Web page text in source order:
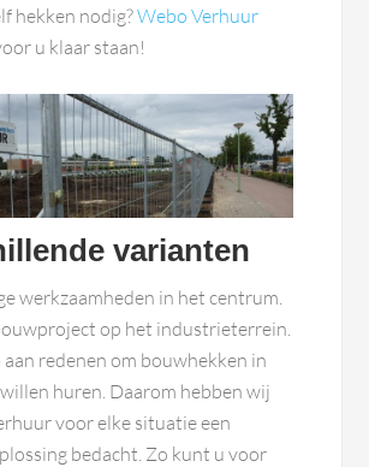
hekken nodig?Webo Verhuur
u klaar staan!
varianten
werkzaamheden in het centrum.
op het industrieterrein.
aan redenen om bouwhekken in
huren. Daarom hebben wij
voor elke situatie een
bedacht. Zo kunt u voor